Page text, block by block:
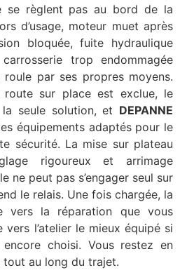
se règlent pas au bord de la
d’usage, moteur muet après
bloquée, fuite hydraulique
trop endommagée
par ses propres moyens.
route sur place est exclue, le
seule solution, et DEPANNE
équipements adaptés pour le
sécurité. La mise sur plateau
rigoureux et arrimage
ne peut pas s’engager seul sur
le relais. Une fois chargée, la
vers la réparation que vous
vers l’atelier le mieux équipé si
choisi. Vous restez en
tout au long du trajet.